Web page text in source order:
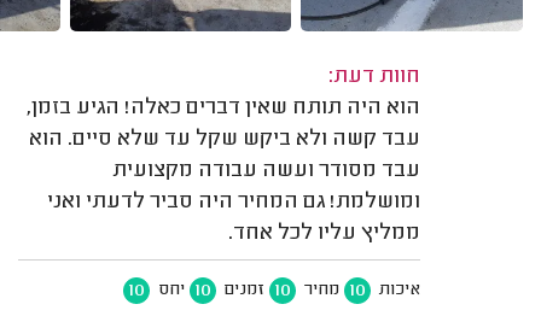
חוות דעת:
הוא היה תותח שאין דברים כאלה! הגיע בזמן,
עבד קשה ולא ביקש שקל עד שלא סיים. הוא
עבד מסודר ועשה עבודה מקצועית
ומושלמת! גם המחיר היה סביר לדעתי ואני
ממליץ עליו לכל אחד.
איכות 10 מחיר 10 זמנים 10 יחס 10